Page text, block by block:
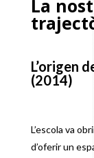
La
L’origen
(2014)
L’escola va
d’oferir un